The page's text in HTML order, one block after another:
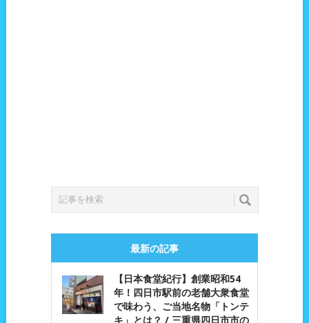
最新の記事
【日本食堂紀行】創業昭和54
年！四日市駅前の老舗大衆食堂
で味わう、ご当地名物「トンテ
キ」とは？ / 三重県四日市市の